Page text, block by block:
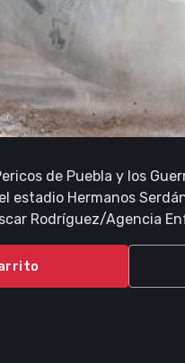
de Puebla y los
estadio Hermanos
Rodríguez/Agencia